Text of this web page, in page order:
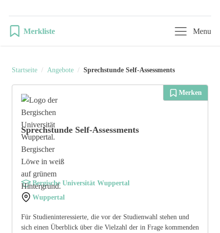
Merkliste Menu
Startseite / Angebote / Sprechstunde Self-Assessments
Merken
Sprechstunde Self-Assessments
Bergische Universität Wuppertal
Wuppertal
Für Studieninteressierte, die vor der Studienwahl stehen und
sich einen Überblick über die Vielzahl der in Frage kommenden